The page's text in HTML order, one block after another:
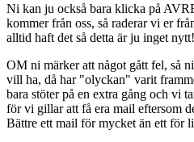
Ni kan ju också bara klicka på
kommer från oss, så raderar vi er
alltid haft det så detta är ju inget nytt!
OM ni märker att något gått fel, så
vill ha, då har "olyckan" varit
bara stöter på en extra gång och vi
för vi gillar att få era mail eftersom
Bättre ett mail för mycket än ett för